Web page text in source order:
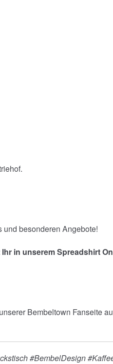
und besonderen Angebote!
in unserem Spreadshirt
Bembeltown Fanseite
#BembelDesign